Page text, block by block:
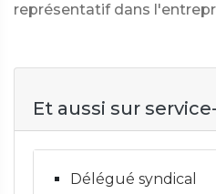
représentatif dans
Et aussi sur
Délégué syndical